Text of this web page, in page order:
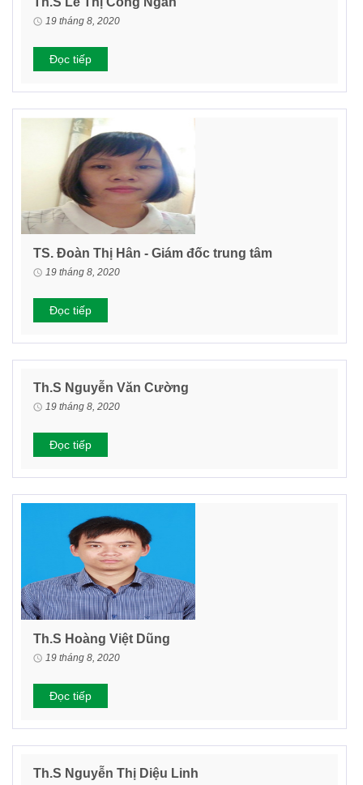
19 tháng 8, 2020
Đọc tiếp
TS. Đoàn Thị Hân - Giám đốc trung tâm
19 tháng 8, 2020
Đọc tiếp
Th.S Nguyễn Văn Cường
19 tháng 8, 2020
Đọc tiếp
Th.S Hoàng Việt Dũng
19 tháng 8, 2020
Đọc tiếp
Th.S Nguyễn Thị Diệu Linh